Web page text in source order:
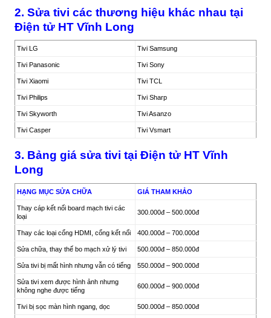
2. Sửa tivi các thương hiệu khác nhau tại
Điện tử HT Vĩnh Long
Tivi LG Tivi Samsung
Tivi Panasonic Tivi Sony
Tivi Xiaomi Tivi TCL
Tivi Philips Tivi Sharp
Tivi Skyworth Tivi Asanzo
Tivi Casper Tivi Vsmart
3. Bảng giá sửa tivi tại Điện tử HT Vĩnh
Long
HẠNG MỤC SỬA CHỮA GIÁ THAM KHẢO
Thay cáp kết nối board mạch tivi các
loại
300.000đ – 500.000đ
Thay các loại cổng HDMI, cổng kết nối 400.000đ – 700.000đ
Sửa chữa, thay thế bo mạch xử lý tivi 500.000đ – 850.000đ
Sửa tivi bị mất hình nhưng vẫn có tiếng 550.000đ – 900.000đ
Sửa tivi xem được hình ảnh nhưng
không nghe được tiếng
600.000đ – 900.000đ
Tivi bị sọc màn hình ngang, dọc 500.000đ – 850.000đ